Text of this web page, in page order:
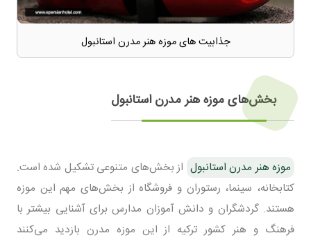
جذابیت های موزه هنر مدرن استانبول
بخش‌های موزه هنر مدرن استانبول
موزه هنر مدرن استانبول از بخش‌های متنوعی تشکیل شده است.
کتابخانه، سینما، رستوران و فروشگاه از بخش‌های مهم این موزه
هستند. گردشگران و دانش آموزان مدارس برای آشنایی بیشتر با
فرهنگ و هنر کشور ترکیه از این موزه مدرن بازدید می‌کنند